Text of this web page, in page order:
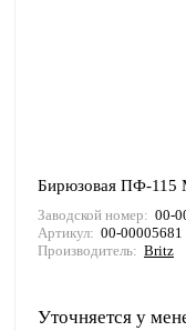
Бирюзовая ПФ-115
Заводской номер: 00-
Артикул: 00-00005681
Производитель: Britz
Уточняется у